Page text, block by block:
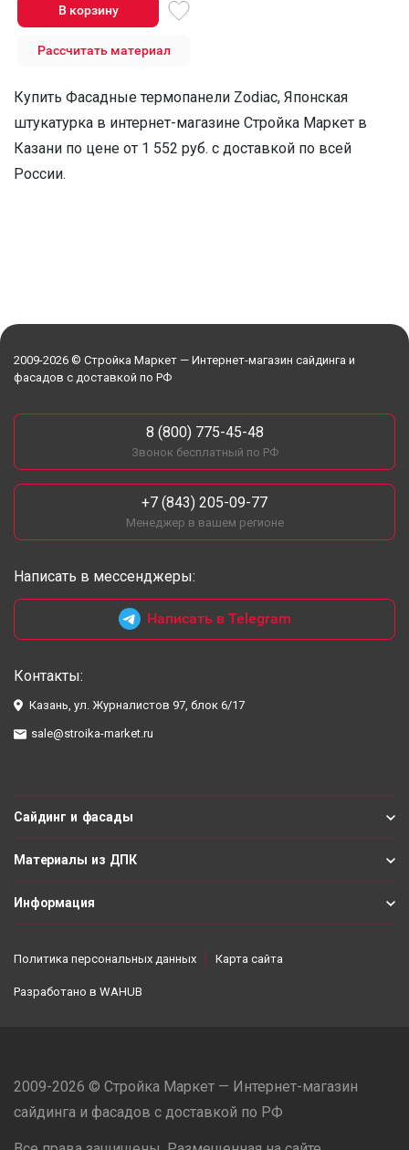
В корзину
Рассчитать материал
Купить Фасадные термопанели Zodiac, Японская
штукатурка в интернет-магазине Стройка Маркет в
Казани по цене от 1 552 руб. с доставкой по всей
России.
2009-2026 © Стройка Маркет — Интернет-магазин сайдинга и
фасадов с доставкой по РФ
8 (800) 775-45-48
Звонок бесплатный по РФ
+7 (843) 205-09-77
Менеджер в вашем регионе
Написать в мессенджеры:
Написать в Telegram
Контакты:
Казань, ул. Журналистов 97, блок 6/17
sale@stroika-market.ru
Сайдинг и фасады
Материалы из ДПК
Информация
Политика персональных данных Карта сайта
Разработано в WAHUB
2009-2026 © Стройка Маркет — Интернет-магазин
сайдинга и фасадов с доставкой по РФ